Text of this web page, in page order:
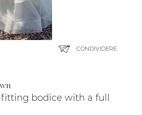
bodice with a full
CONDIVIDERE